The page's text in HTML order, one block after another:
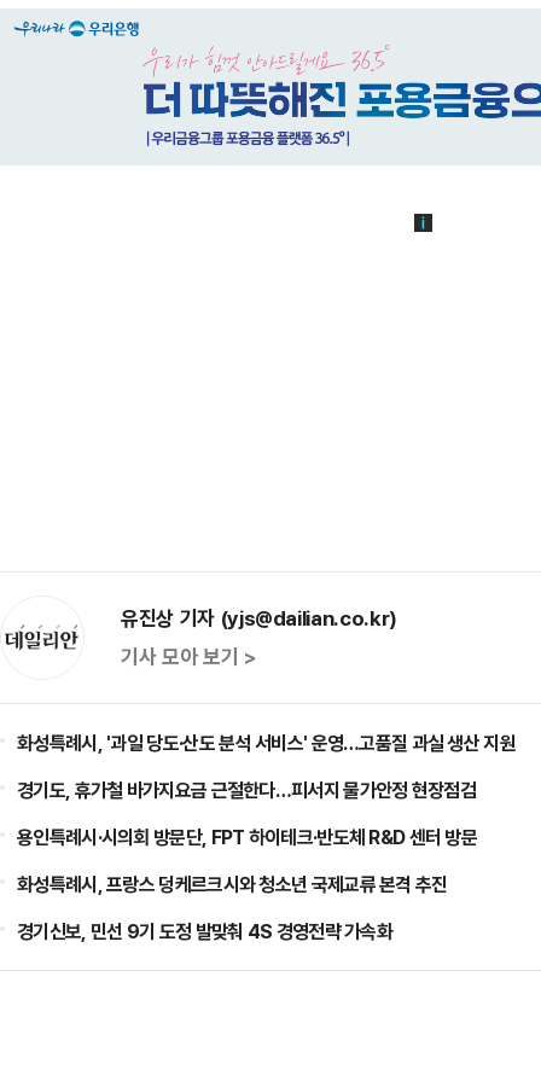
유진상 기자 (yjs@dailian.co.kr)
기사 모아 보기 >
화성특례시, '과일 당도·산도 분석 서비스' 운영…고품질 과실 생산 지원
경기도, 휴가철 바가지요금 근절한다…피서지 물가안정 현장점검
용인특례시·시의회 방문단, FPT 하이테크·반도체 R&D 센터 방문
화성특례시, 프랑스 덩케르크시와 청소년 국제교류 본격 추진
경기신보, 민선 9기 도정 발맞춰 4S 경영전략 가속화